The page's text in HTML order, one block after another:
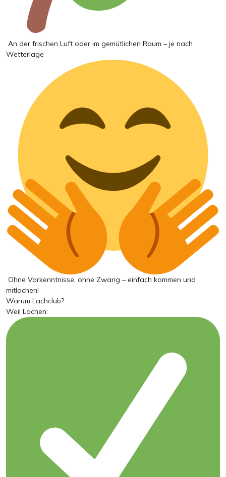
An der frischen Luft oder im gemütlichen Raum – je nach
Wetterlage
Ohne Vorkenntnisse, ohne Zwang – einfach kommen und
mitlachen!
Warum Lachclub?
Weil Lachen: